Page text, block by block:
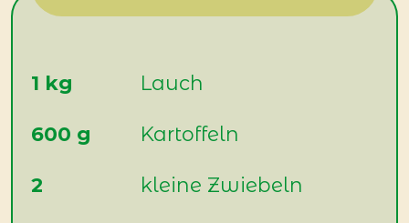
1 kg Lauch
600 g Kartoffeln
2 kleine Zwiebeln